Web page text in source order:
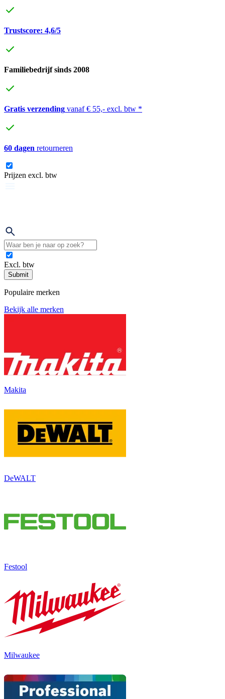
Trustscore: 4,6/5
Familiebedrijf sinds 2008
Gratis verzending vanaf € 55,- excl. btw *
60 dagen retourneren
Prijzen excl. btw
Excl. btw
Submit
Populaire merken
Bekijk alle merken
Makita
DeWALT
Festool
Milwaukee